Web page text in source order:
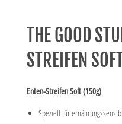
THE GOOD
STREIFEN
Enten-Streifen Soft (150g)
Speziell für